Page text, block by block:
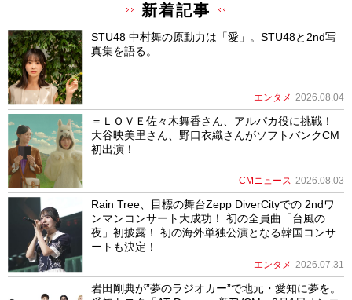
新着記事
STU48 中村舞の原動力は「愛」。STU48と2nd写
真集を語る。
エンタメ 2026.08.04
＝ＬＯＶＥ佐々木舞香さん、アルパカ役に挑戦！
大谷映美里さん、野口衣織さんがソフトバンクCM
初出演！
CMニュース 2026.08.03
Rain Tree、目標の舞台Zepp DiverCityでの 2ndワ
ンマンコンサート大成功！ 初の全員曲「台風の
夜」初披露！ 初の海外単独公演となる韓国コンサ
ートも決定！
エンタメ 2026.07.31
岩田剛典が”夢のラジオカー”で地元・愛知に夢を。